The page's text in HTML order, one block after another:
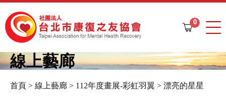
購
車
0
線上藝廊
您
首頁 > 線上藝廊 > 112年度畫展-彩虹羽翼 > 漂亮的星星